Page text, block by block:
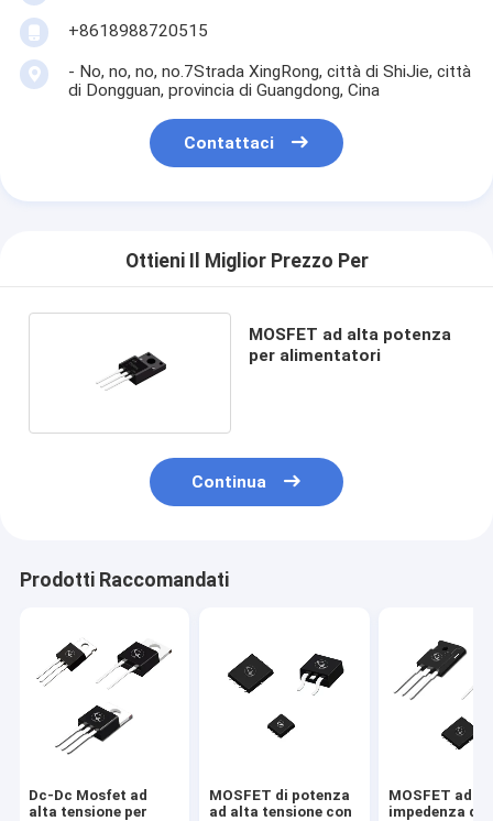
+8618988720515
- No, no, no, no.7Strada XingRong, città di ShiJie, città
di Dongguan, provincia di Guangdong, Cina
Contattaci
Ottieni Il Miglior Prezzo Per
MOSFET ad alta potenza
per alimentatori
Continua
Prodotti Raccomandati
Dc-Dc Mosfet ad
alta tensione per
MOSFET di potenza
ad alta tensione con
MOSFET ad
impedenza di